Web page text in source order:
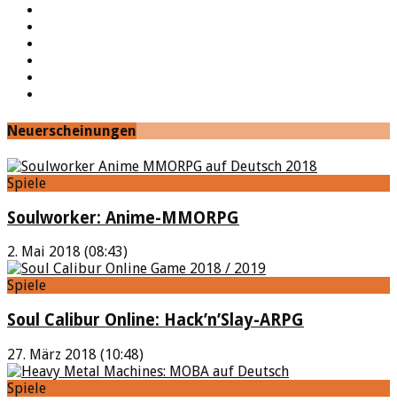
Neuerscheinungen
Spiele
Soulworker: Anime-MMORPG
2. Mai 2018 (08:43)
Spiele
Soul Calibur Online: Hack’n’Slay-ARPG
27. März 2018 (10:48)
Spiele